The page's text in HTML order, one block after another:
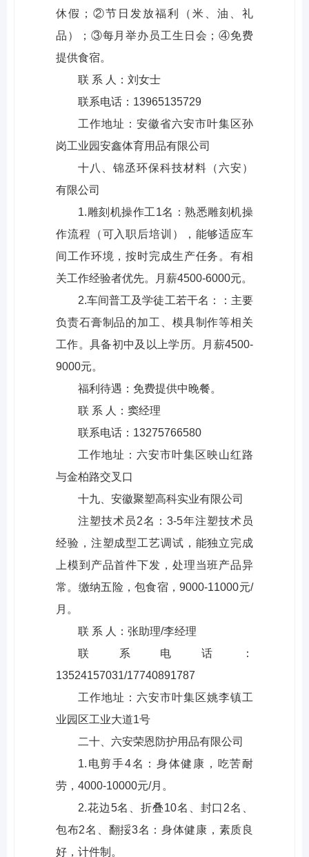
休假；②节日发放福利（米、油、礼
品）；③每月举办员工生日会；④免费
提供食宿。
联 系 人：刘女士
联系电话：13965135729
工作地址：安徽省六安市叶集区孙
岗工业园安鑫体育用品有限公司
十八、锦丞环保科技材料（六安）
有限公司
1.雕刻机操作工1名：熟悉雕刻机操
作流程（可入职后培训），能够适应车
间工作环境，按时完成生产任务。有相
关工作经验者优先。月薪4500-6000元。
2.车间普工及学徒工若干名：：主要
负责石膏制品的加工、模具制作等相关
工作。具备初中及以上学历。月薪4500-
9000元。
福利待遇：免费提供中晚餐。
联 系 人：窦经理
联系电话：13275766580
工作地址：六安市叶集区映山红路
与金柏路交叉口
十九、安徽聚塑高科实业有限公司
注塑技术员2名：3-5年注塑技术员
经验，注塑成型工艺调试，能独立完成
上模到产品首件下发，处理当班产品异
常。缴纳五险，包食宿，9000-11000元/
月。
联 系 人：张助理/李经理
联系电话：
13524157031/17740891787
工作地址：六安市叶集区姚李镇工
业园区工业大道1号
二十、六安荣恩防护用品有限公司
1.电剪手4名：身体健康，吃苦耐
劳，4000-10000元/月。
2.花边5名、折叠10名、封口2名、
包布2名、翻挼3名：身体健康，素质良
好，计件制。